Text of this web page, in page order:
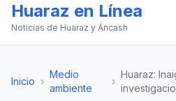
Huaraz en Línea
Noticias de Huaraz y Áncash
Inicio ›
Medio
ambiente
›
Huaraz: